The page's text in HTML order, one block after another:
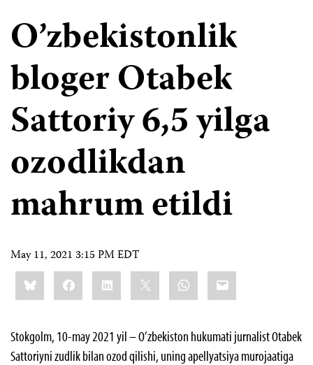
O’zbekistonlik
bloger Otabek
Sattoriy 6,5 yilga
ozodlikdan
mahrum etildi
May 11, 2021 3:15 PM EDT
Share
this:BlueskyFacebookLinkedIn WhatsApp
Email
Stokgolm, 10-may 2021 yil – O’zbekiston hukumati jurnalist Otabek
Sattoriyni zudlik bilan ozod qilishi, uning apellyatsiya murojaatiga